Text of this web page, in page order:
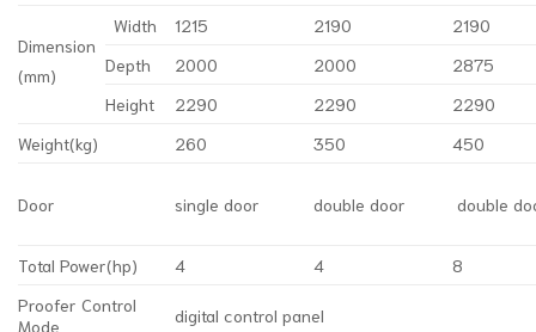
Dimension
(mm)
Width 1215 2190
2190
Depth
2000 2000
2875
Height
2290 2290
2290
Weight(kg)
260 350 450
Door single door double door double
Total Power(hp) 4 4
8
Proofer Control
Mode
digital control panel